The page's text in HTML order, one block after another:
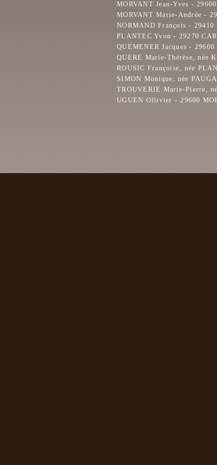
MORVANT Jean-Yves -
MORVANT Marie-Andrée -
NORMAND François -
PLANTEC Yvon - 29270
QUEMENER Jacques -
QUERE Marie-Thérèse, née
ROUSIC Françoise, née
SIMON Monique, née
TROUVERIE Marie-Pierre,
UGUEN Ollivier - 29600